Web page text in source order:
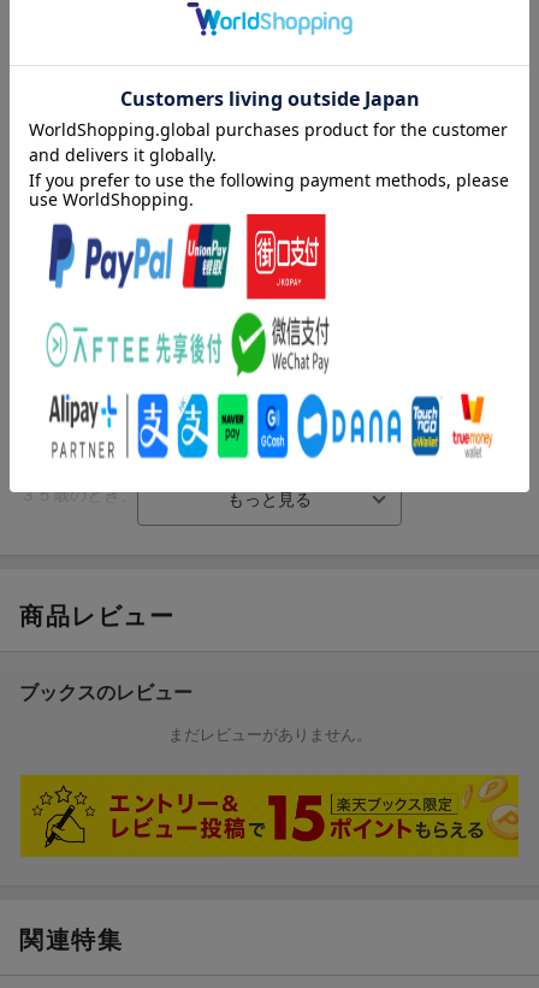
目次（「BOOK」データベースより）
鼻（芥川龍之介）／藪の中（芥川龍之介）／セロ弾きのゴーシュ
（宮沢賢治）／注文の多い料理店（宮沢賢治）／人間椅子（江戸
著者情報（「BOOK」データベースより）
宮沢賢治（ミヤザワケンジ）
１８９６-１９３３。岩手県花巻に質屋の長男として生まれる。盛
岡高等学校卒業後、地学者として農民のために働く一方、短歌や
詩、童話などの創作に励んだ。幻想的かつユーモアと人間味の溢
れる作品で、日本文学に独自の世界を築いた
芥川龍之介（アクタガワリュウノスケ）
１８９２-１９２７。東京生まれ。東京帝国大学在学中、菊池寛ら
とともに同人誌『新思潮』に参加して創作を開始、『羅生門』を
３５歳のとき、服毒自殺により他界
易会社、古本屋、支那そばやなど多くの職に就く。１９２３年、
「新青年」に掲載された『二銭銅貨』で小説家デビュー。初期は
明期の日本探偵小説界に大きな足跡を残した（本データはこの書
籍が刊行された当時に掲載されていたものです）
商品レビュー
ブックスのレビュー
まだレビューがありません。
関連特集